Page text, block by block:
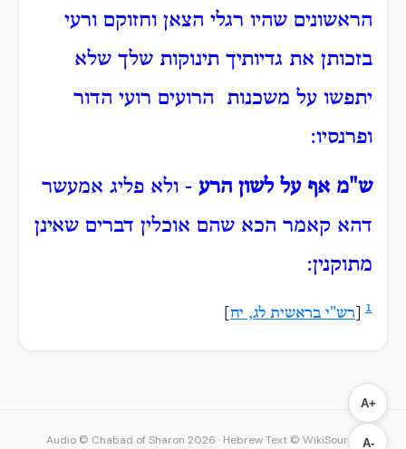
הראשונים שהיו רגלי הצאן וחזוקם ורעי
בזכותן את גדיותיך תינוקות שלך שלא
יתפשו על משכנות הרועים רועי הדור
ופרנסיו:
ש"מ אף על לשון הרע - ולא פליג אמעשר
דהא קאמר הכא שהם אוכלין דברים שאינן
מתוקנין:
1 רש"י בראשית לג, יח
A+
A-
Audio © Chabad of Sharon 2026 · Hebrew Text © WikiSource